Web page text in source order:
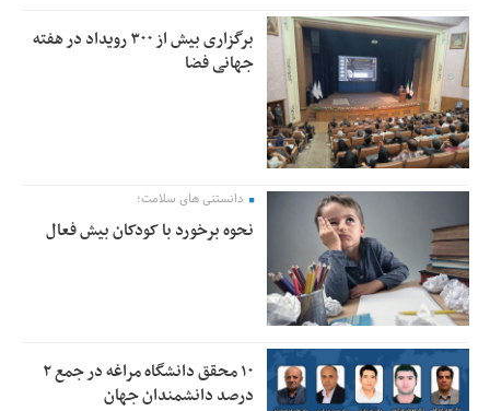
برگزاری بیش از ۳۰۰ رویداد در هفته
جهانی فضا
دانستنی های سلامت؛
نحوه برخورد با کودکان بیش فعال
۱۰ محقق دانشگاه مراغه در جمع ۲
درصد دانشمندان جهان